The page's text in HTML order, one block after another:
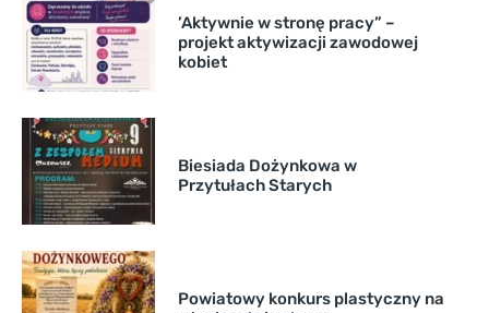
’Aktywnie w stronę pracy” –
projekt aktywizacji zawodowej
kobiet
Biesiada Dożynkowa w
Przytułach Starych
Powiatowy konkurs plastyczny na